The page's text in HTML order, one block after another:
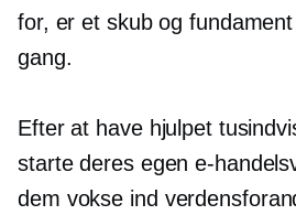
for, er et skub og
gang.
Efter at have hjulpet
starte deres egen e-
dem vokse ind